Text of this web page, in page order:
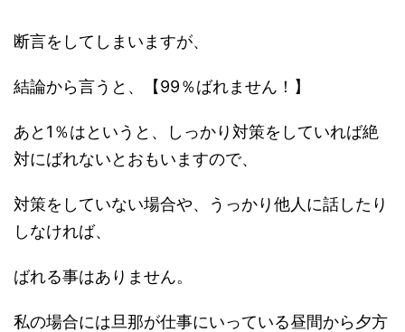
断言をしてしまいますが、
結論から言うと、【99％ばれません！】
あと1％はというと、しっかり対策をしていれば絶
対にばれないとおもいますので、
対策をしていない場合や、うっかり他人に話したり
しなければ、
ばれる事はありません。
私の場合には旦那が仕事にいっている昼間から夕方